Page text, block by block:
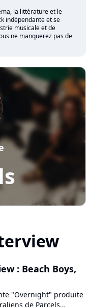
la littérature et le
indépendante et se
musicale et de
ne manquerez pas de
: Beach Boys,
"Overnight" produite
de Parcels